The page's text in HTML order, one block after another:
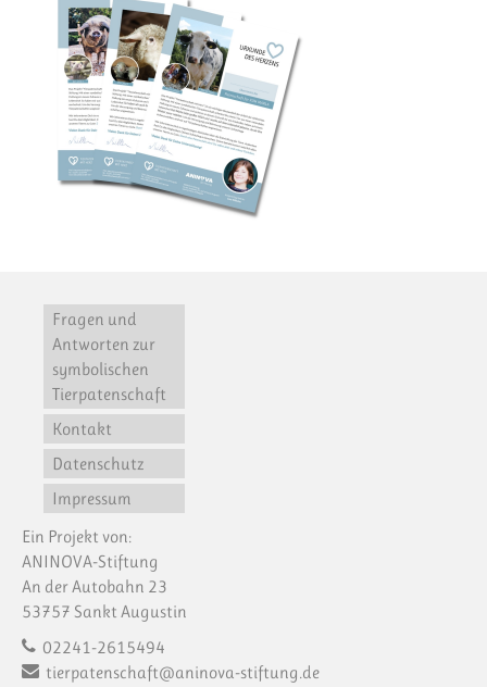
Fragen und
Antworten zur
symbolischen
Tierpatenschaft
Kontakt
Datenschutz
Impressum
Ein Projekt von:
ANINOVA-Stiftung
An der Autobahn 23
53757 Sankt Augustin
02241-2615494
tierpatenschaft@aninova-stiftung.de